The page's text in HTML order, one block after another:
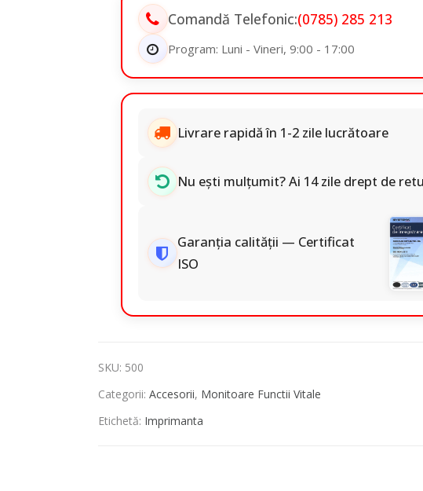
Comandă Telefonic:(0785) 285 213
Program: Luni - Vineri, 9:00 - 17:00
Livrare rapidă în 1-2 zile lucrătoare
Nu ești mulțumit? Ai 14 zile drept de
Garanția calității — Certificat
ISO
SKU: 500
Categorii: Accesorii, Monitoare Functii Vitale
Etichetă: Imprimanta